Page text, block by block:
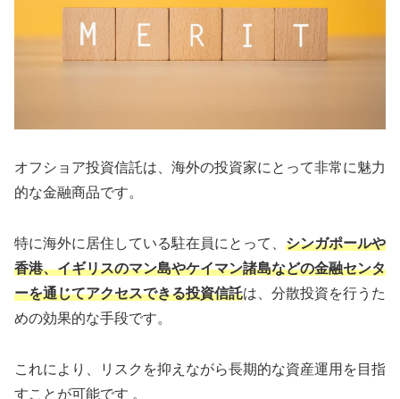
オフショア投資信託は、海外の投資家にとって⾮常に魅⼒
的な⾦融商品です。
特に海外に居住している駐在員にとって、 シンガポールや
⾹港、イギリスのマン島やケイマン諸島などの⾦融センタ
ーを通じてアクセスできる投資信託は、分散投資を⾏うた
めの効果的な⼿段です。
これにより、リスクを抑えながら⻑期的な資産運⽤を⽬指
すことが可能です 。